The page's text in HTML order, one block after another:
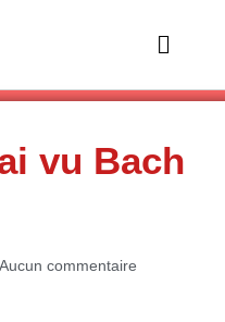
Main
vu Bach
Aucun commentaire